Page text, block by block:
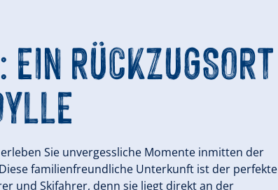
RÜCKZUGSORT
erleben Sie unvergessliche Momente inmitten der
familienfreundliche Unterkunft ist der perfekte
und Skifahrer, denn sie liegt direkt an der